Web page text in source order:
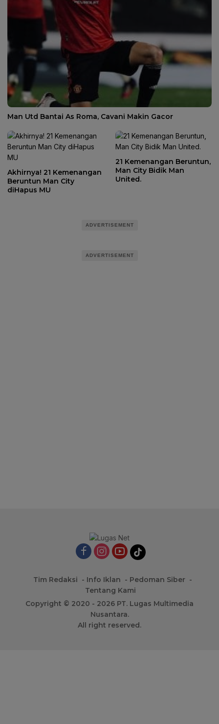
Man Utd Bantai As Roma, Cavani Makin Gacor
Akhirnya! 21 Kemenangan
Beruntun Man City
diHapus MU
21 Kemenangan Beruntun,
Man City Bidik Man
United.
ADVERTISEMENT
ADVERTISEMENT
Tim Redaksi Info Iklan
Pedoman Siber
Tentang Kami
Copyright © 2020 - 2026 PT. Lugas Multimedia
Nusantara.
All right reserved.